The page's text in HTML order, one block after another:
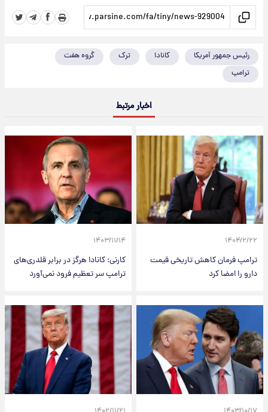
رئیس جمهور آمریکا کانادا ترک
گروه هفت
ترامپ
اخبار مرتبط
۱۴۰۴/۲/۲۲
ترامپ فرمان کاهش تاریخی قیمت
دارو را امضا کرد
۱۴۰۳/۱۱/۱۴
کارنی: کانادا هرگز در برابر قلدری‌های
ترامپ سر تعظیم فرود نمی‌آورد